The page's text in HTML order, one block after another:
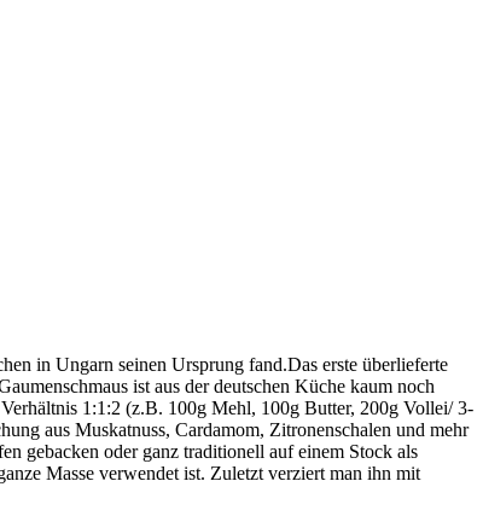
in Ungarn seinen Ursprung fand.Das erste überlieferte
ist aus der deutschen Küche kaum noch
1:1:2 (z.B. 100g Mehl, 100g Butter, 200g Vollei/ 3-
aus Muskatnuss, Cardamom, Zitronenschalen und mehr
gebacken oder ganz traditionell auf einem Stock als
Masse verwendet ist. Zuletzt verziert man ihn mit